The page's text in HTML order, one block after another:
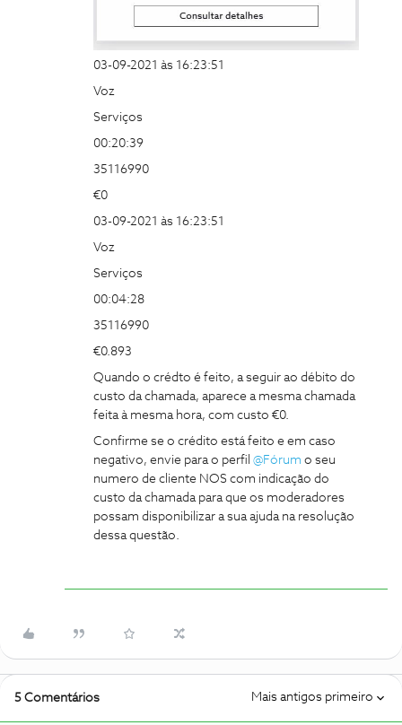
03-09-2021 às 16:23:51
Voz
Serviços
00:20:39
35116990
€0
03-09-2021 às 16:23:51
Voz
Serviços
00:04:28
35116990
€0.893
Quando o crédto é feito, a seguir ao débito do
custo da chamada, aparece a mesma chamada
feita à mesma hora, com custo €0.
Confirme se o crédito está feito e em caso
negativo, envie para o perfil @Fórum o seu
numero de cliente NOS com indicação do
custo da chamada para que os moderadores
possam disponibilizar a sua ajuda na resolução
dessa questão.
5 Comentários Mais antigos primeiro